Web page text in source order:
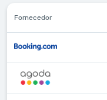
Fornecedor